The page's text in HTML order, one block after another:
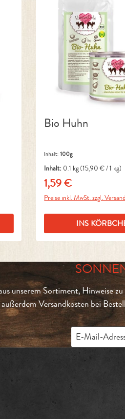
Bio Huhn
Inhalt:100g
Inhalt: 0.1 kg(15,90 € / 1 kg)
Regulärer Preis:
1,59 €
Preise inkl. MwSt. zzgl.
INS
unserem Sortiment, Hinweise
Versandkosten bei